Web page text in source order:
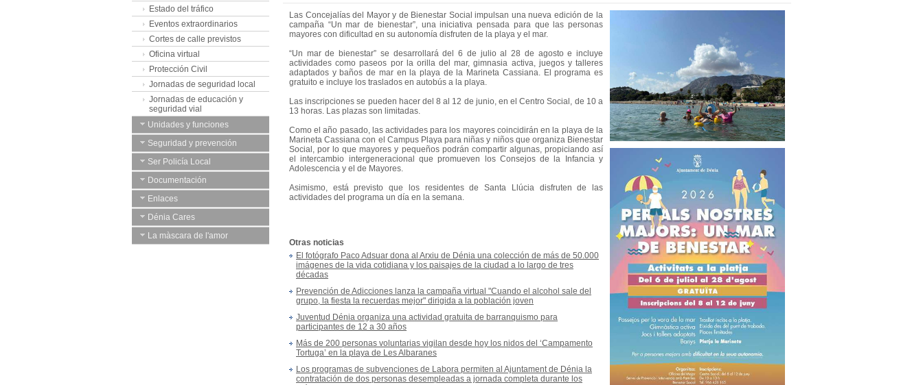
Estado del tráfico
Eventos extraordinarios
Cortes de calle previstos
Oficina virtual
Protección Civil
Jornadas de seguridad local
Jornadas de educación y
seguridad vial
Unidades y funciones
Seguridad y prevención
Ser Policía Local
Documentación
Enlaces
Dénia Cares
La màscara de l'amor
Las Concejalías del Mayor y de Bienestar Social impulsan una nueva edición de la
campaña “Un mar de bienestar”, una iniciativa pensada para que las personas
mayores con dificultad en su autonomía disfruten de la playa y el mar.
“Un mar de bienestar” se desarrollará del 6 de julio al 28 de agosto e incluye
actividades como paseos por la orilla del mar, gimnasia activa, juegos y talleres
adaptados y baños de mar en la playa de la Marineta Cassiana. El programa es
gratuito e incluye los traslados en autobús a la playa.
Las inscripciones se pueden hacer del 8 al 12 de junio, en el Centro Social, de 10 a
13 horas. Las plazas son limitadas.
Como el año pasado, las actividades para los mayores coincidirán en la playa de la
Marineta Cassiana con el Campus Playa para niñas y niños que organiza Bienestar
Social, por lo que mayores y pequeños podrán compartir algunas, propiciando así
el intercambio intergeneracional que promueven los Consejos de la Infancia y
Adolescencia y el de Mayores.
Asimismo, está previsto que los residentes de Santa Llúcia disfruten de las
actividades del programa un día en la semana.
Otras noticias
El fotógrafo Paco Adsuar dona al Arxiu de Dénia una colección de más de 50.000
imágenes de la vida cotidiana y los paisajes de la ciudad a lo largo de tres
décadas
Prevención de Adicciones lanza la campaña virtual "Cuando el alcohol sale del
grupo, la fiesta la recuerdas mejor" dirigida a la población joven
Juventud Dénia organiza una actividad gratuita de barranquismo para
participantes de 12 a 30 años
Más de 200 personas voluntarias vigilan desde hoy los nidos del ‘Campamento
Tortuga’ en la playa de Les Albaranes
Los programas de subvenciones de Labora permiten al Ajuntament de Dénia la
contratación de dos personas desempleadas a jornada completa durante los